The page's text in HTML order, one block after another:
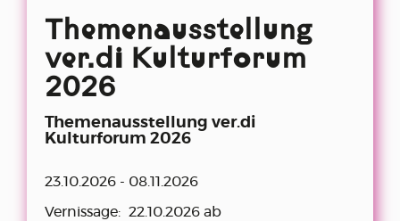
Themenausstellung
ver.di Kulturforum
2026
Themenausstellung ver.di
Kulturforum 2026
23.10.2026 - 08.11.2026
Vernissage: 22.10.2026 ab